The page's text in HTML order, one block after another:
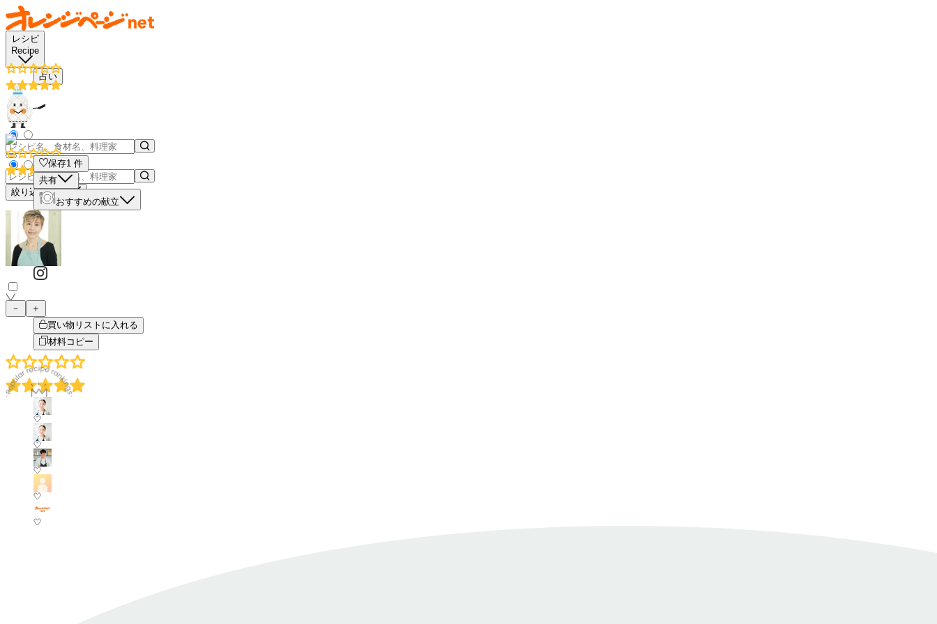
レシピ
Recipe
占い
絞り込み検索
保存1 件
共有
おすすめの献立
－
＋
買い物リストに入れる
材料コピー